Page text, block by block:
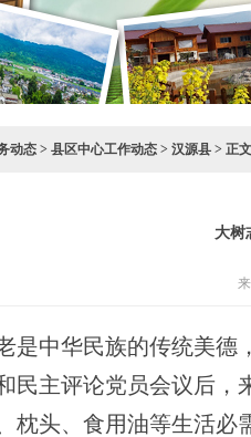
动态 > 县区中心工作动态 > 汉源县 > 正文
大树
是中华民族的传统美德
民主评论党员会议后，
枕头、食用油等生活必